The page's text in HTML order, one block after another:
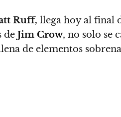
Ruff, llega hoy al final
de Jim Crow, no solo se
de elementos